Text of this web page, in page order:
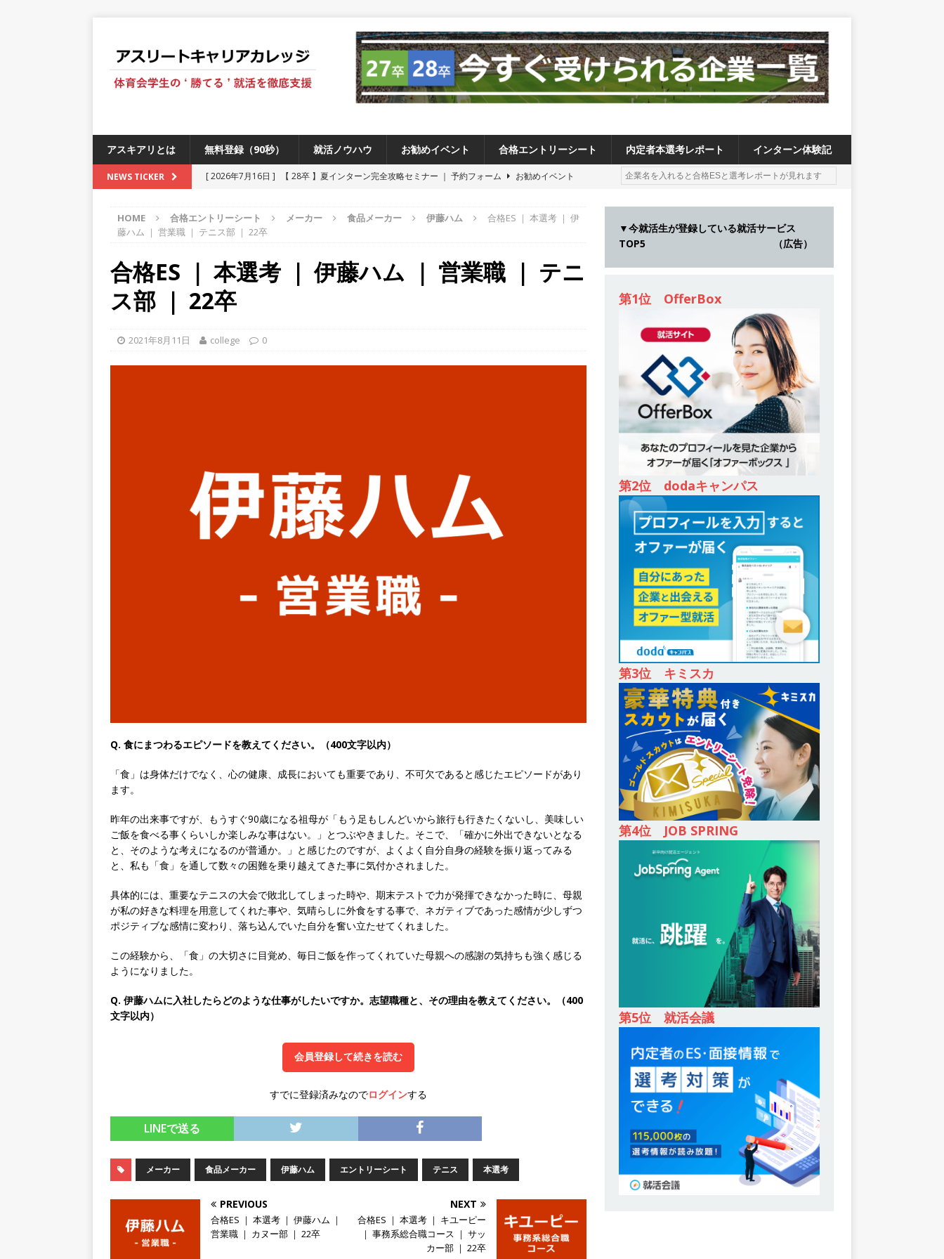
アスキアリとは 無料登録（90秒） 就活ノウハウ お勧めイベント 合格エントリーシート 内定者本選考レポート インターン体験記
NEWS TICKER [ 2026年7月16日 ] 【 28卒 】夏インターン完全攻略セミナー ｜ 予約フォーム
お勧めイベント
[ 2026年5月17日 ]
≪ 2027卒 ≫ 今すぐ受けられる優良企業一覧（27社）
体育会積極採用企業
[ 2026年5月15日 ]
【 28卒 ｜ カプコンが体育会学生を求めアスキヤリ限定イベント開催!! 】 世界
230以上の国・地域で愛される日本屈指のゲームメーカー ｜ 9期連続の最高益・11期連続の10%以
[ 2026年5月15日 ]
年収1,631万円 ｜ 設立以降連続売上増 ｜ 土日祝完全休み ｜ プライム上場 ｜ M&A総合研究所
ツ・コンサルティング
体育会積極採用企業
[ 2026年5月14日 ]
【 28卒 】 NTTドコモグループと電通グループの傘下 ｜ 初任給40万 ｜ 人より
速く、高い成長を求める人には超魅力的な挑戦環境!! ｜ 日本で初めてインターネット広告事業を始
[ 2026年5月14日 ] 【 28卒 ｜ 体験型インターンシップ 】スタンダード上場 ｜ 業界No.1 企業医療
機関向け広告・人材営業 ｜ 未経験からコンサル、マーケティング、ブランディングが経験できる
[ 2026年5月14日 ] 【 28卒 ｜ 30分のオンライン業界研究・企業説明会 】 世界最大級の金融サー
ビス機関 ｜ BtoBtoCの代理店営業 ｜ 20代で年収1,000万円目指せる ｜ 賞与年4回・年間休日120
日以上 ｜ ジブラルタ生命
体育会積極採用企業
日129日・土日祝完全休み ｜ 売上高1,138億円 ｜ プライム上場 ｜ 新電元工業
体育会積極採用
企業
[ 2026年5月14日 ] 【 28卒 ｜ 東京勤務・転勤なし ｜ 文理不問 】 7期連続200％増収!! ｜ 様々な
業界の知識・スキルを身に付けることが可能 ｜ データ分析のエキスパートとしてクライアントの
課題を解決 ｜ 土日祝完全休み ｜ データアナリティクスラボ
体育会積極採用企業
スを提供するベンチャー企業 ｜ 設立から毎年黒字経営。売上は常に右肩上がり ｜ 未経験から営業
るベンチャー企業 ｜ 新卒2年目で1,000万円越え目指せる!! ｜ データX
手当 ｜ 年間休日125日 ｜ オーク設備工業
体育会積極採用企業
｜ 四国・関東エリアで圧倒的な存在感を誇る総合建設会社（ゼネコン） ｜ 充実の福利厚生・資格
手当・資格取得支援制度あり ｜ 年間休日123日 ｜ 創立以来74年間黒字経営 ｜ 合田工務店
体育
会積極採用企業
【 28卒 ｜ 愛知勤務・転勤なし 】 自動車生産に欠かせない部品を独自のノウ
HOME 合格エントリーシート メーカー 食品メーカー 伊藤ハム
合格ES ｜ 本選考 ｜ 伊
藤ハム ｜ 営業職 ｜ テニス部 ｜ 22卒
合格ES ｜ 本選考 ｜ 伊藤ハム ｜ 営業職 ｜ テニ
ス部 ｜ 22卒
2021年8月11日 college 0
Q. 食にまつわるエピソードを教えてください。（400文字以内）
「食」は身体だけでなく、心の健康、成長においても重要であり、不可欠であると感じたエピソードがあり
ます。
昨年の出来事ですが、もうすぐ90歳になる祖母が「もう足もしんどいから旅行も行きたくないし、美味しい
ご飯を食べる事くらいしか楽しみな事はない。」とつぶやきました。そこで、「確かに外出できないとなる
と、そのような考えになるのが普通か。」と感じたのですが、よくよく自分自身の経験を振り返ってみる
と、私も「食」を通して数々の困難を乗り越えてきた事に気付かされました。
具体的には、重要なテニスの大会で敗北してしまった時や、期末テストで力が発揮できなかった時に、母親
が私の好きな料理を用意してくれた事や、気晴らしに外食をする事で、ネガティブであった感情が少しずつ
ポジティブな感情に変わり、落ち込んでいた自分を奮い立たせてくれました。
この経験から、「食」の大切さに目覚め、毎日ご飯を作ってくれていた母親への感謝の気持ちも強く感じる
ようになりました。
Q. 伊藤ハムに入社したらどのような仕事がしたいですか。志望職種と、その理由を教えてください。（400
文字以内）
会員登録して続きを読む
すでに登録済みなのでログインする
LINEで送る
メーカー 食品メーカー 伊藤ハム エントリーシート テニス 本選考
PREVIOUS
合格ES ｜ 本選考 ｜ 伊藤ハム ｜
営業職 ｜ カヌー部 ｜ 22卒
NEXT
合格ES ｜ 本選考 ｜ キユーピー
｜ 事務系総合職コース ｜ サッ
カー部 ｜ 22卒
▼今就活生が登録している就活サービス
TOP5 （広告）
第1位 OfferBox
第2位 dodaキャンパス
第3位 キミスカ
第4位 JOB SPRING
第5位 就活会議